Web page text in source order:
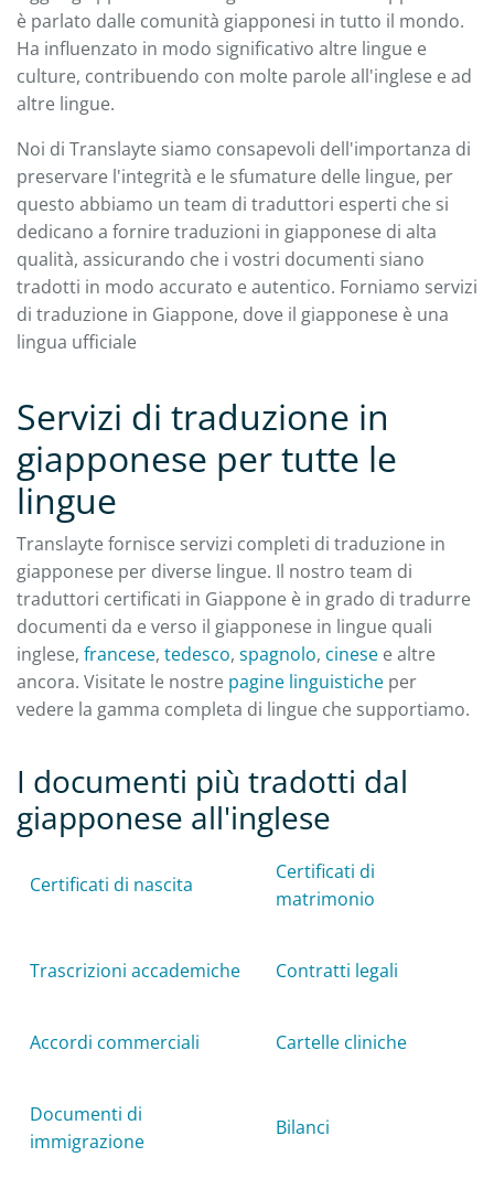
è parlato dalle comunità giapponesi in tutto il mondo.
Ha influenzato in modo significativo altre lingue e
culture, contribuendo con molte parole all'inglese e ad
altre lingue.
Noi di Translayte siamo consapevoli dell'importanza di
preservare l'integrità e le sfumature delle lingue, per
questo abbiamo un team di traduttori esperti che si
dedicano a fornire traduzioni in giapponese di alta
qualità, assicurando che i vostri documenti siano
tradotti in modo accurato e autentico. Forniamo servizi
di traduzione in Giappone, dove il giapponese è una
lingua ufficiale
Servizi di traduzione in
giapponese per tutte le
lingue
Translayte fornisce servizi completi di traduzione in
giapponese per diverse lingue. Il nostro team di
traduttori certificati in Giappone è in grado di tradurre
documenti da e verso il giapponese in lingue quali
inglese, francese, tedesco, spagnolo, cinese e altre
ancora. Visitate le nostre pagine linguistiche per
vedere la gamma completa di lingue che supportiamo.
I documenti più tradotti dal
giapponese all'inglese
Certificati di nascita
Certificati di
matrimonio
Trascrizioni accademiche Contratti legali
Accordi commerciali Cartelle cliniche
Documenti di
immigrazione
Bilanci